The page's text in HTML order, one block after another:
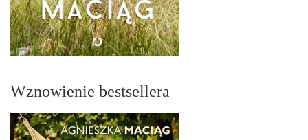
Wznowienie bestsellera